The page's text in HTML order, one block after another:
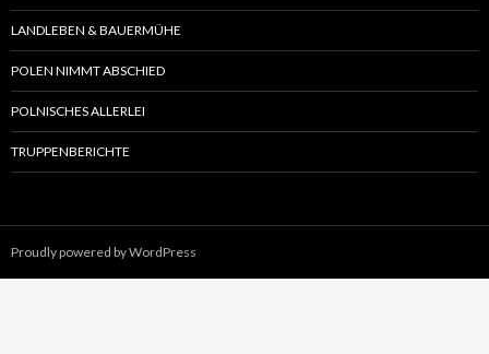
LANDLEBEN & BAUERMÜHE
POLEN NIMMT ABSCHIED
POLNISCHES ALLERLEI
TRUPPENBERICHTE
Proudly powered by WordPress